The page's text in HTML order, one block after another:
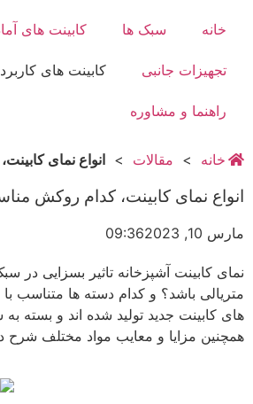
خانه سبک ها کابینت های
تجهیزات جانبی کابینت های
راهنما و مشاوره
خانه > مقالات > انواع نمای
انواع نمای کابینت، کدام روکش
مارس 10, 2023 09:36
نمای کابینت آشپزخانه تاثیر بسزایی در
متریالی باشد؟ و کدام دسته ها متناسب
های کابینت جدید تولید شده اند و بسته
همچنین مزایا و معایب مواد مختلف شرح